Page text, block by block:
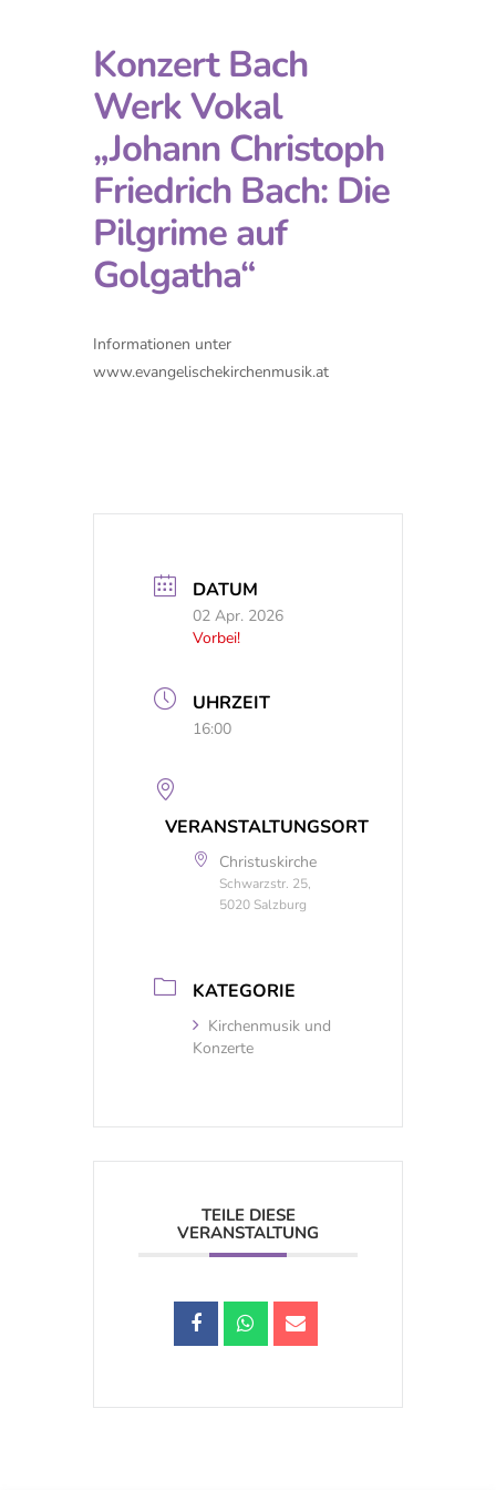
Konzert Bach
Werk Vokal
„Johann Christoph
Friedrich Bach: Die
Pilgrime auf
Golgatha“
Informationen unter
www.evangelischekirchenmusik.at
DATUM
02 Apr. 2026
Vorbei!
UHRZEIT
16:00
VERANSTALTUNGSORT
Christuskirche
Schwarzstr. 25,
5020 Salzburg
KATEGORIE
Kirchenmusik und
Konzerte
TEILE DIESE
VERANSTALTUNG